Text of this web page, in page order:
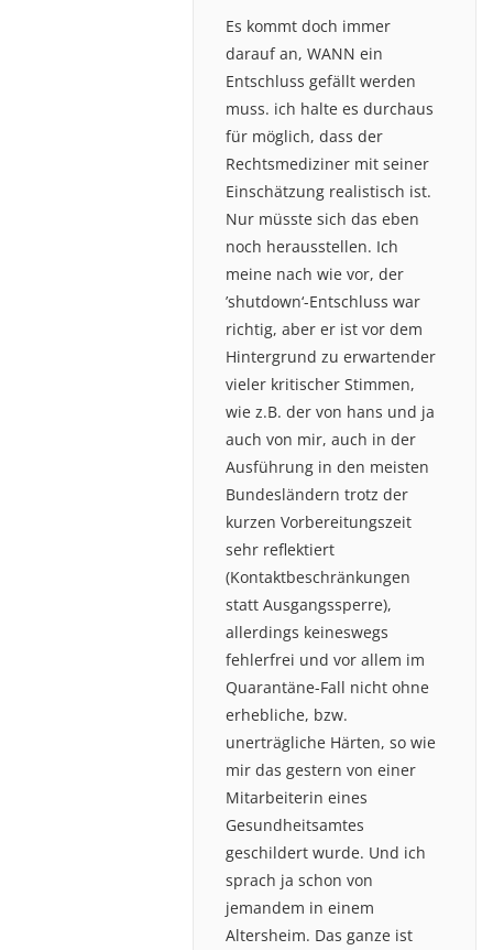
Es kommt doch immer
darauf an, WANN ein
Entschluss gefällt werden
muss. ich halte es durchaus
für möglich, dass der
Rechtsmediziner mit seiner
Einschätzung realistisch ist.
Nur müsste sich das eben
noch herausstellen. Ich
meine nach wie vor, der
’shutdown‘-Entschluss war
richtig, aber er ist vor dem
Hintergrund zu erwartender
vieler kritischer Stimmen,
wie z.B. der von hans und ja
auch von mir, auch in der
Ausführung in den meisten
Bundesländern trotz der
kurzen Vorbereitungszeit
sehr reflektiert
(Kontaktbeschränkungen
statt Ausgangssperre),
allerdings keineswegs
fehlerfrei und vor allem im
Quarantäne-Fall nicht ohne
erhebliche, bzw.
unerträgliche Härten, so wie
mir das gestern von einer
Mitarbeiterin eines
Gesundheitsamtes
geschildert wurde. Und ich
sprach ja schon von
jemandem in einem
Altersheim. Das ganze ist